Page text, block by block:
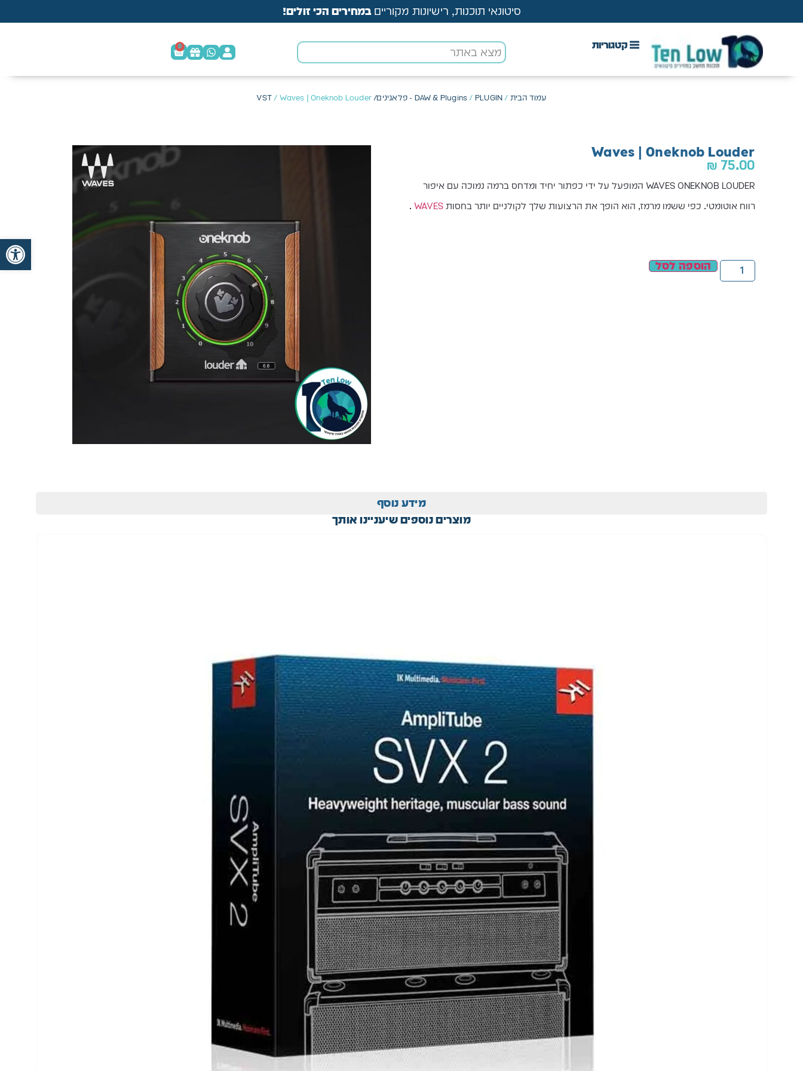
סיטונאי תוכנות, רישיונות מקורייםבמחירים הכי זולים!
0
עמוד הבית /
DAW & Plugins/ PLUGIN - פלאגינים/ VST / Waves | Oneknob Louder
Waves | Oneknob Louder
₪ 75.00
WAVES ONEKNOB LOUDER המופעל על ידי כפתור יחיד ומדחס ברמה נמוכה עם איפור
רווח אוטומטי. כפי ששמו מרמז, הוא הופך את הרצועות שלך לקולניים יותר בחסותWAVES
.
הוספה לסל
מידע נוסף
מוצרים נוספים שיעניינו אותך